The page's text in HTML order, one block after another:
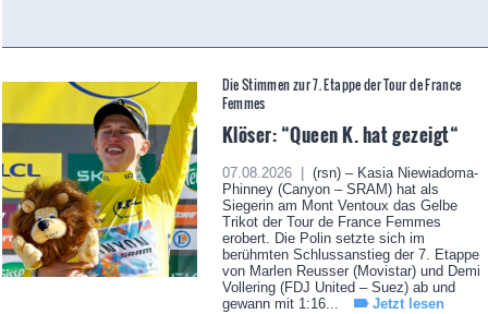
Die Stimmen zur 7. Etappe der Tour de France
Femmes
Klöser: “Queen K. hat gezeigt“
07.08.2026 |
(rsn) – Kasia Niewiadoma-
Phinney (Canyon – SRAM) hat als
Siegerin am Mont Ventoux das Gelbe
Trikot der Tour de France Femmes
erobert. Die Polin setzte sich im
berühmten Schlussanstieg der 7. Etappe
von Marlen Reusser (Movistar) und Demi
Vollering (FDJ United – Suez) ab und
gewann mit 1:16...
Jetzt lesen